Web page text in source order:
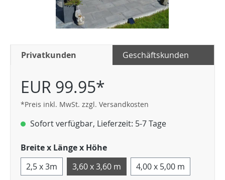
Privatkunden Geschäftskunden
EUR 99.95*
*Preis inkl. MwSt. zzgl. Versandkosten
Sofort verfügbar, Lieferzeit: 5-7 Tage
Breite x Länge x Höhe
2,5 x 3m
3,60 x 3,60 m 4,00 x 5,00 m